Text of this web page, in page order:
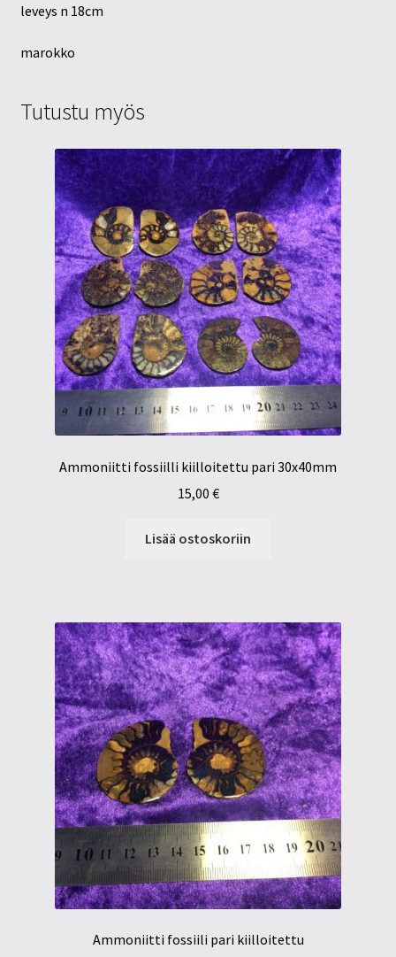
leveys n 18cm
marokko
Tutustu myös
Ammoniitti fossiilli kiilloitettu pari 30x40mm
15,00 €
Lisää ostoskoriin
Ammoniitti fossiili pari kiilloitettu